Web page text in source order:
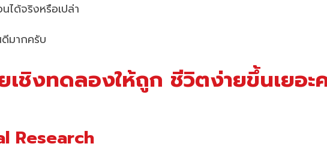
ได้จริงหรือเปล่า
มากครับ
เชิงทดลองให้ถูก ชีวิตง่ายขึ้นเยอะ
Research